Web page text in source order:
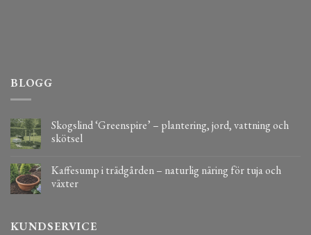
BLOGG
Skogslind ‘Greenspire’ – plantering, jord, vattning och
skötsel
Kaffesump i trädgården – naturlig näring för tuja och
växter
KUNDSERVICE